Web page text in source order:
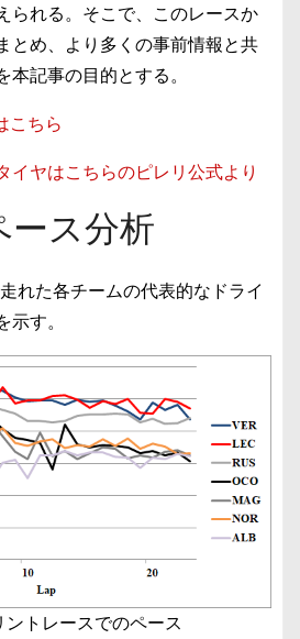
られる。そこで、このレースか
とめ、より多くの事前情報と共
記事の目的とする。
こちら
イヤはこちらのピレリ公式より
ース分析
れた各チームの代表的なドライ
す。
ントレースでのペース